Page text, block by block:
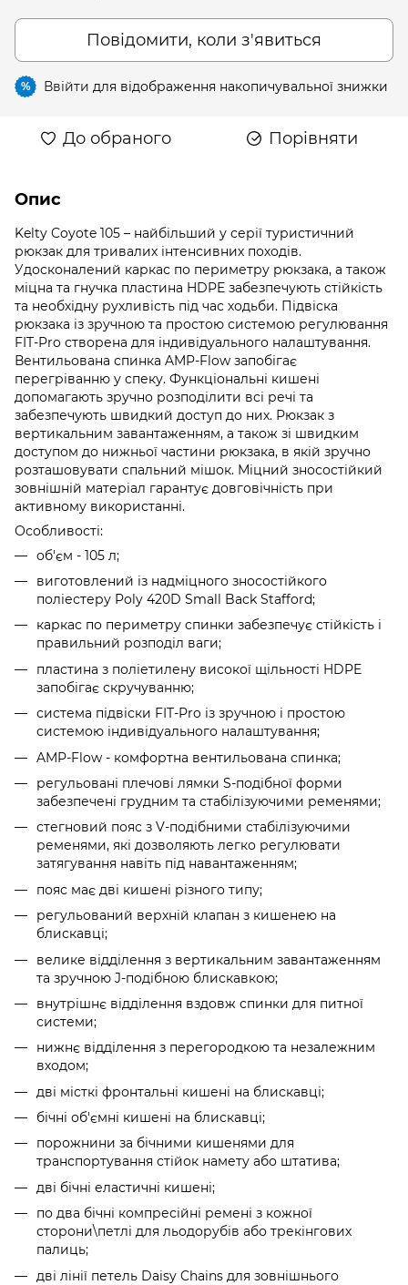
Повідомити, коли з'явиться
% Ввійти для відображення накопичувальної знижки
До обраного Порівняти
Опис
Kelty Coyote 105 – найбільший у серії туристичний
рюкзак для тривалих інтенсивних походів.
Удосконалений каркас по периметру рюкзака, а також
міцна та гнучка пластина HDPE забезпечують стійкість
та необхідну рухливість під час ходьби. Підвіска
рюкзака із зручною та простою системою регулювання
FIT-Pro створена для індивідуального налаштування.
Вентильована спинка AMP-Flow запобігає
перегріванню у спеку. Функціональні кишені
допомагають зручно розподілити всі речі та
забезпечують швидкий доступ до них. Рюкзак з
вертикальним завантаженням, а також зі швидким
доступом до нижньої частини рюкзака, в якій зручно
розташовувати спальний мішок. Міцний зносостійкий
зовнішній матеріал гарантує довговічність при
активному використанні.
Особливості:
об'єм - 105 л;
виготовлений із надміцного зносостійкого
поліестеру Poly 420D Small Back Stafford;
каркас по периметру спинки забезпечує стійкість і
правильний розподіл ваги;
пластина з поліетилену високої щільності HDPE
запобігає скручуванню;
система підвіски FIT-Pro із зручною і простою
системою індивідуального налаштування;
AMP-Flow - комфортна вентильована спинка;
регульовані плечові лямки S-подібної форми
забезпечені грудним та стабілізуючими ременями;
стегновий пояс з V-подібними стабілізуючими
ременями, які дозволяють легко регулювати
затягування навіть під навантаженням;
пояс має дві кишені різного типу;
регульований верхній клапан з кишенею на
блискавці;
велике відділення з вертикальним завантаженням
та зручною J-подібною блискавкою;
внутрішнє відділення вздовж спинки для питної
системи;
нижнє відділення з перегородкою та незалежним
входом;
дві місткі фронтальні кишені на блискавці;
бічні об'ємні кишені на блискавці;
порожнини за бічними кишенями для
транспортування стійок намету або штатива;
дві бічні еластичні кишені;
по два бічні компресійні ремені з кожної
сторони\петлі для льодорубів або трекінгових
палиць;
дві лінії петель Daisy Chains для зовнішнього